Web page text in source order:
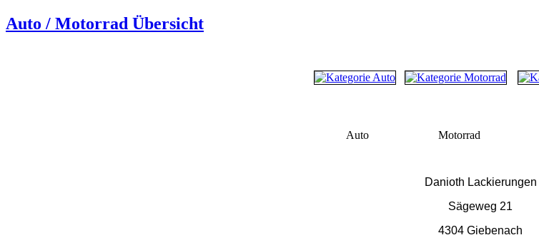
Auto / Motorrad Übersicht
Auto Motorrad
Danioth Lackierungen
Sägeweg 21
4304 Giebenach